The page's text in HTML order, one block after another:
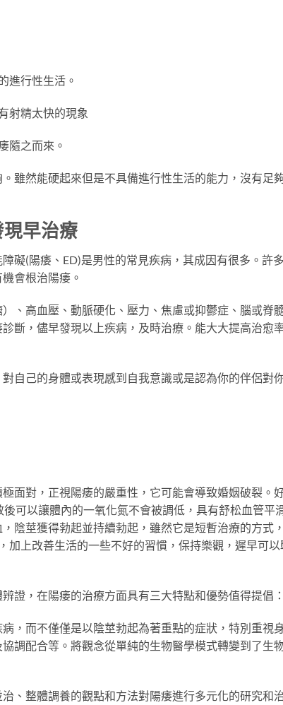
進行性生活。
射精太快的現象
隨之而來。
雖然能硬起來但是不具備進行性生活的能力，沒有足
早治療
礙(陽痿、ED)是男性的常見疾病，其成因有很多。許
會根治陽痿。
、高血壓、動脈硬化、壓力、焦慮或抑鬱症、腦或脊
斷，儘早發現以上疾病，及時治療。能大大提高治愈
自己的身體或表現感到自我意識或是認為你的伴侶對
面對，正視陽痿的嚴重性，它可能會導致婚姻破裂。
可以讓體內的一氧化氮不會被調低，具有舒松血管平
陰莖獲得勃起並持續勃起，雖然它是短暫治療的方式
加上改善生活的一些不好的習慣，保持樂觀，遲早可以
證，在陽痿的治療方面具有三大特點和優勢值得提倡
，而不僅僅是以陰莖勃起為著重點的症狀，特別重視
調配合等。將觀念從單純的生物醫學模式轉變到了生
、整體調養的觀點和方法對陽痿進行多元化的研究和